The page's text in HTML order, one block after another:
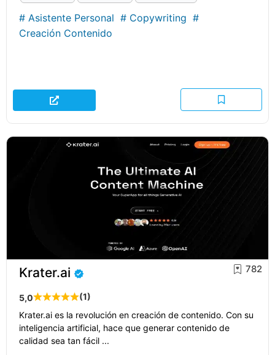
# Asistente Personal # Copywriting #
Creación Contenido
Krater.ai
5,0 (1)
782
Krater.ai es la revolución en creación de contenido. Con su
inteligencia artificial, hace que generar contenido de
calidad sea tan fácil ...